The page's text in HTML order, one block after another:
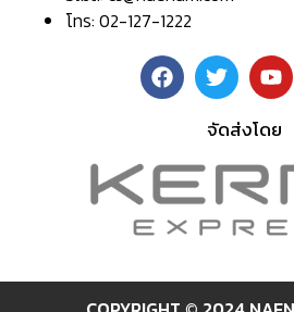
โทร: 02-127-1222
จัดส่งโดย